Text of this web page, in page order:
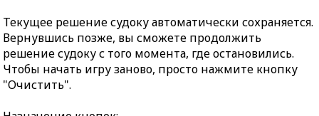
Текущее решение судоку автоматически сохраняется.
Вернувшись позже, вы сможете продолжить
решение судоку с того момента, где остановились.
Чтобы начать игру заново, просто нажмите кнопку
"Очистить".